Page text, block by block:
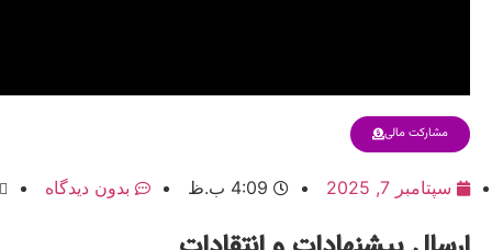
مشارکت مالی
سپتامبر 7, 2025 4:09 ب.ظ بدون دیدگاه